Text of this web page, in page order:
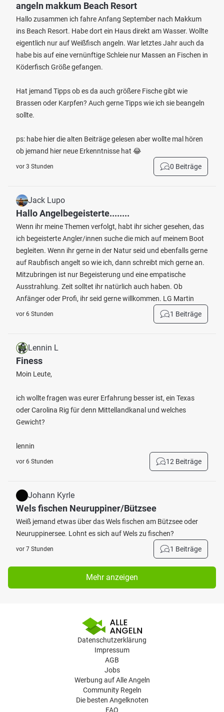
angeln makkum Beach Resort
Hallo zusammen ich fahre Anfang September nach Makkum
ins Beach Resort. Habe dort ein Haus direkt am Wasser. Wollte
eigentlich nur auf Weißfisch angeln. War letztes Jahr auch da
habe bis auf eine vernünftige Schleie nur Massen an Fischen in
Köderfisch Größe gefangen.
Hat jemand Tipps ob es da auch größere Fische gibt wie
Brassen oder Karpfen? Auch gerne Tipps wie ich sie beangeln
sollte.
ps: habe hier die alten Beiträge gelesen aber wollte mal hören
ob jemand hier neue Erkenntnisse hat 😂
vor 3 Stunden 0 Beiträge
Jack Lupo
Hallo Angelbegeisterte........
Wenn ihr meine Themen verfolgt, habt ihr sicher gesehen, das
ich begeisterte Angler/innen suche die mich auf meinem Boot
begleiten. Wenn ihr gerne in der Natur seid und ebenfalls gerne
auf Raubfisch angelt so wie ich, dann schreibt mich gerne an.
Mitzubringen ist nur Begeisterung und eine empatische
Ausstrahlung. Zeit solltet ihr natürlich auch haben. Ob
Anfänger oder Profi, ihr seid gerne willkommen. LG Martin
vor 6 Stunden 1 Beiträge
Lennin L
Finess
Moin Leute,
ich wollte fragen was eurer Erfahrung besser ist, ein Texas
oder Carolina Rig für denn Mittellandkanal und welches
Gewicht?
lennin
vor 6 Stunden 12 Beiträge
Johann Kyrle
Wels fischen Neuruppiner/Bützsee
Weiß jemand etwas über das Wels fischen am Bützsee oder
Neuruppinersee. Lohnt es sich auf Wels zu fischen?
vor 7 Stunden 1 Beiträge
Mehr anzeigen
Datenschutzerklärung
Impressum
AGB
Jobs
Werbung auf Alle Angeln
Community Regeln
Die besten Angelknoten
FAQ